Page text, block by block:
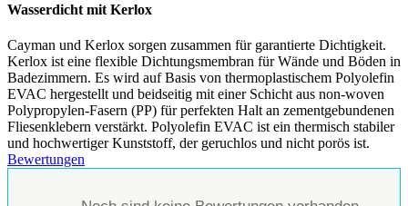
Wasserdicht mit Kerlox
Cayman und Kerlox sorgen zusammen für garantierte Dichtigkeit.
Kerlox ist eine flexible Dichtungsmembran für Wände und Böden in
Badezimmern. Es wird auf Basis von thermoplastischem Polyolefin
EVAC hergestellt und beidseitig mit einer Schicht aus non-woven
Polypropylen-Fasern (PP) für perfekten Halt an zementgebundenen
Fliesenklebern verstärkt. Polyolefin EVAC ist ein thermisch stabiler
und hochwertiger Kunststoff, der geruchlos und nicht porös ist.
Bewertungen